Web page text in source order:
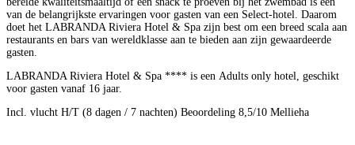
van de belangrijkste ervaringen voor gasten van een Select-hotel. Daarom
doet het LABRANDA Riviera Hotel & Spa zijn best om een ​​breed scala aan
restaurants en bars van wereldklasse aan te bieden aan zijn gewaardeerde
gasten.
LABRANDA Riviera Hotel & Spa **** is een Adults only hotel, geschikt
voor gasten vanaf 16 jaar.
Incl. vlucht H/T (8 dagen / 7 nachten) Beoordeling 8,5/10 Mellieha